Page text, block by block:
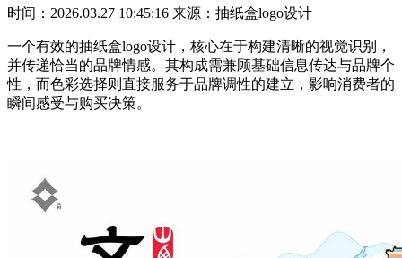
时间：2026.03.27 10:45:16 来源：抽纸盒logo设计
一个有效的抽纸盒logo设计，核心在于构建清晰的视觉识别，
并传递恰当的品牌情感。其构成需兼顾基础信息传达与品牌个
性，而色彩选择则直接服务于品牌调性的建立，影响消费者的
瞬间感受与购买决策。